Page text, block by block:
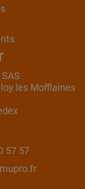
les Mofflaines
57 57